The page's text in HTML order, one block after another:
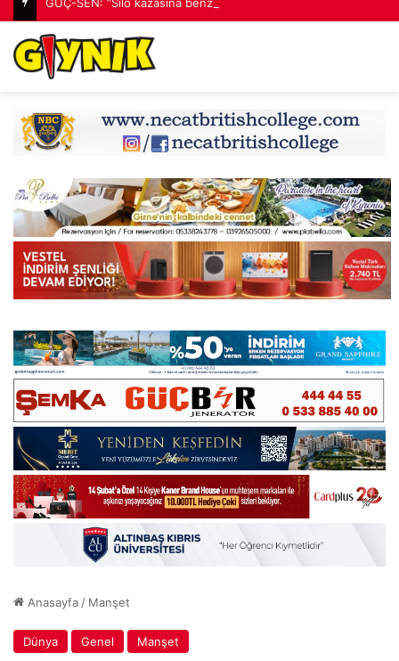
Anasayfa / Manşet
Dünya Genel Manşet